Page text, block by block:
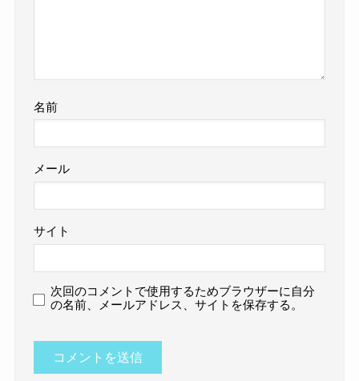
名前
メール
サイト
次回のコメントで使用するためブラウザーに自分
の名前、メールアドレス、サイトを保存する。